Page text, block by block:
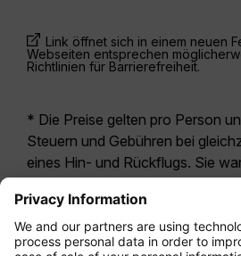
Link öffnet sich in einem neuen
Webseiten entsprechen
Richtlinien für Barrierefreiheit.
* Die Preise gelten pro Person
Steuern und Gebühren bei
eines Hin- und Rückflugs. Sie
möglicherweise nicht mehr
Economy Class angegebenen
sich i.d.R. um Economy Zero,